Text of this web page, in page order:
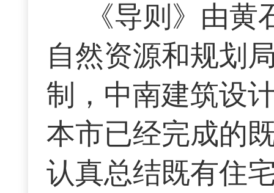
《导则》由
自然资源和规划
制，中南建筑设
本市已经完成的
认真总结既有住